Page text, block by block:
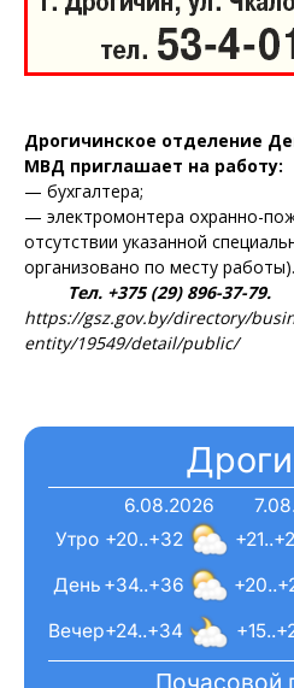
Дрогичинское отделение
МВД приглашает на работу:
— бухгалтера;
— электромонтера охранно-
отсутствии указанной
организовано по месту работы).
Тел. +375 (29) 896-37-79.
https://gsz.gov.by/directory/
entity/19549/detail/public/
6.08.2026
+20..+32
+34..+36
+24..+34
Вечер
День
Утро
Почасовой